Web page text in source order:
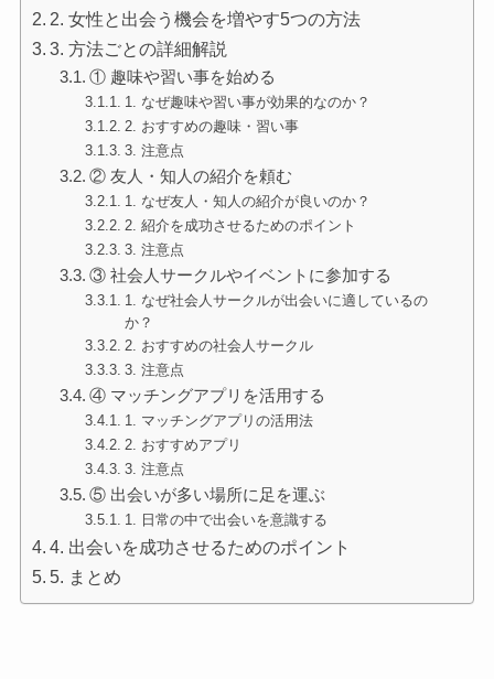
2. 女性と出会う機会を増やす5つの方法
3. 方法ごとの詳細解説
① 趣味や習い事を始める
1. なぜ趣味や習い事が効果的なのか？
2. おすすめの趣味・習い事
3. 注意点
② 友人・知人の紹介を頼む
1. なぜ友人・知人の紹介が良いのか？
2. 紹介を成功させるためのポイント
3. 注意点
③ 社会人サークルやイベントに参加する
1. なぜ社会人サークルが出会いに適しているの
か？
2. おすすめの社会人サークル
3. 注意点
④ マッチングアプリを活用する
1. マッチングアプリの活用法
2. おすすめアプリ
3. 注意点
⑤ 出会いが多い場所に足を運ぶ
1. 日常の中で出会いを意識する
4. 出会いを成功させるためのポイント
5. まとめ